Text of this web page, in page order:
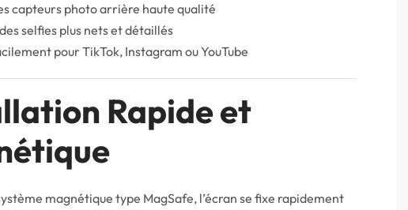
capteurs photo arrière haute qualité
selfies plus nets et détaillés
pour TikTok, Instagram ou YouTube
Rapide et
magnétique type MagSafe, l’écran se fixe rapidement